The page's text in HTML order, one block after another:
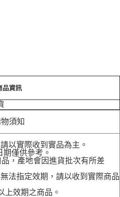
品資訊
須知
以實際收到實品為主。
僅供參考。
，產地會因進貨批次有所差
法指定效期，請以收到實際商品
上效期之商品。